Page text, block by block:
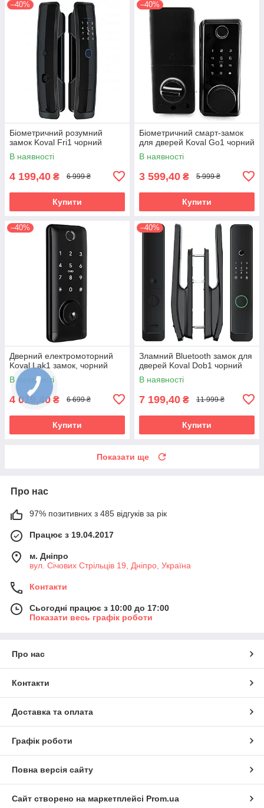
–40%
Біометричний розумний
замок Koval Fri1 чорний
В наявності
4 199,40 ₴ 6 999 ₴
Купити
–40%
Біометричний смарт-замок
для дверей Koval Go1 чорний
В наявності
3 599,40 ₴ 5 999 ₴
Купити
–40%
Дверний електромоторний
Koval Lak1 замок, чорний
В наявності
4 019,40 ₴ 6 699 ₴
Купити
–40%
Зламний Bluetooth замок для
дверей Koval Dob1 чорний
В наявності
7 199,40 ₴ 11 999 ₴
Купити
Показати ще
Про нас
97% позитивних з 485 відгуків за рік
Працює з 19.04.2017
м. Дніпро
вул. Січових Стрільців 19, Дніпро, Україна
Контакти
Сьогодні працює з 10:00 до 17:00
Показати весь графік роботи
Про нас
Контакти
Доставка та оплата
Графік роботи
Повна версія сайту
Сайт створено на маркетплейсі Prom.ua